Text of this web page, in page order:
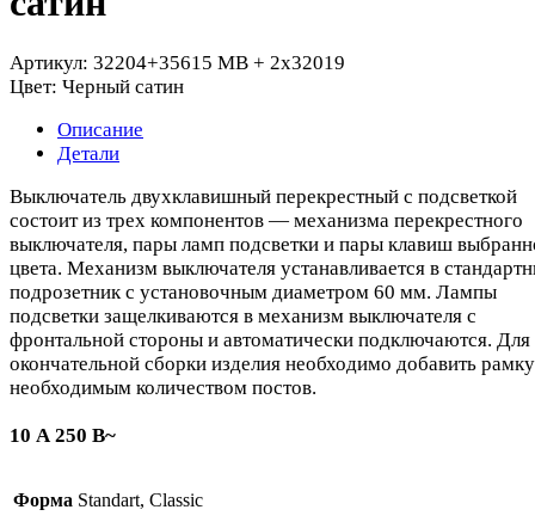
Артикул: 32204+35615 MB + 2х32019
Цвет: Черный сатин
Описание
Детали
Выключатель двухклавишный перекрестный с подсветкой
состоит из трех компонентов — механизма перекрестного
выключателя, пары ламп подсветки и пары клавиш
цвета. Механизм выключателя устанавливается в
подрозетник с установочным диаметром 60 мм. Лампы
подсветки защелкиваются в механизм выключателя с
фронтальной стороны и автоматически подключаются. Для
окончательной сборки изделия необходимо добавить
необходимым количеством постов.
10 А 250 В~
Форма Standart, Classic